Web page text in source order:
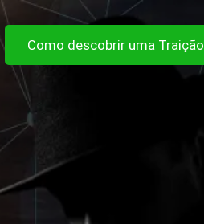
Como descobrir uma Traição